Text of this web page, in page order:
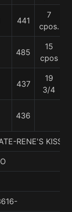
441
7
cpos.
485
15
cpos
437
19
3/4
436
RENE'S